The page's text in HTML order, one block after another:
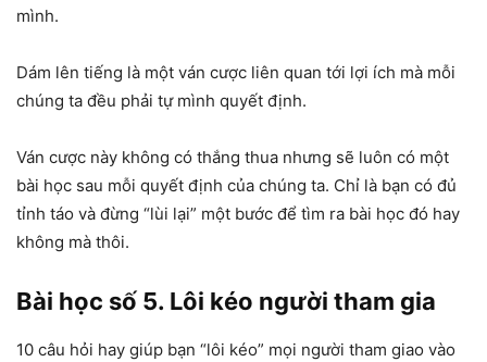
mình.
Dám lên tiếng là một ván cược liên quan tới lợi ích mà mỗi
chúng ta đều phải tự mình quyết định.
Ván cược này không có thắng thua nhưng sẽ luôn có một
bài học sau mỗi quyết định của chúng ta. Chỉ là bạn có đủ
tỉnh táo và đừng “lùi lại” một bước để tìm ra bài học đó hay
không mà thôi.
Bài học số 5. Lôi kéo người tham gia
10 câu hỏi hay giúp bạn “lôi kéo” mọi người tham giao vào